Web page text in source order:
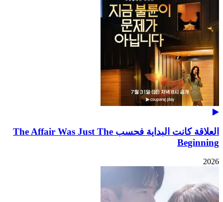
العلاقة كانت البداية فحسب The Affair Was Just The
Beginning
2026